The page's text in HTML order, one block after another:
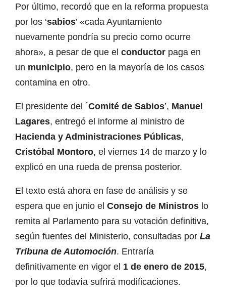
Por último, recordó que en la reforma propuesta
por los ‘sabios’ «cada Ayuntamiento
nuevamente pondría su precio como ocurre
ahora», a pesar de que el conductor paga en
un municipio, pero en la mayoría de los casos
contamina en otro.
El presidente del ´Comité de Sabios’, Manuel
Lagares, entregó el informe al ministro de
Hacienda y Administraciones Públicas,
Cristóbal Montoro, el viernes 14 de marzo y lo
explicó en una rueda de prensa posterior.
El texto está ahora en fase de análisis y se
espera que en junio el Consejo de Ministros lo
remita al Parlamento para su votación definitiva,
según fuentes del Ministerio, consultadas por La
Tribuna de Automoción. Entraría
definitivamente en vigor el 1 de enero de 2015,
por lo que todavía sufrirá modificaciones.